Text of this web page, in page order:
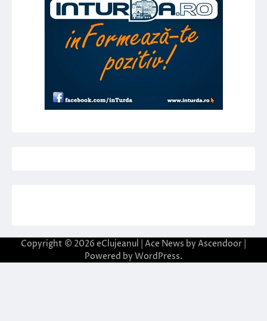
Copyright © 2026 eClujeanul | Ace News by Ascendoor
Powered by WordPress.